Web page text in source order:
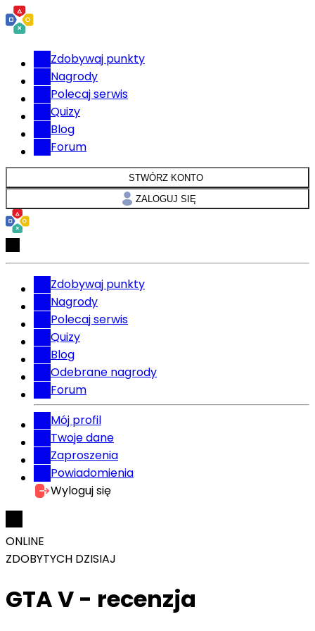
Zdobywaj punkty
Nagrody
Polecaj serwis
Quizy
Blog
Forum
STWÓRZ KONTO
ZALOGUJ SIĘ
Zdobywaj punkty
Nagrody
Polecaj serwis
Quizy
Blog
Odebrane nagrody
Forum
Mój profil
Twoje dane
Zaproszenia
Powiadomienia
Wyloguj się
ONLINE
ZDOBYTYCH DZISIAJ
GTA V - recenzja